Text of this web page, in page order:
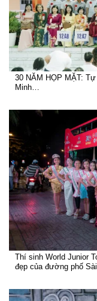
30 NĂM HỌP MẶT:
Minh…
Thí sinh World Junior
đẹp của đường phố